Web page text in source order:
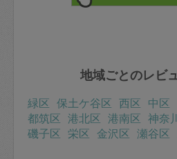
地域ごとのレビ
緑区 保土ケ谷区 西区 中区
都筑区 港北区 港南区 神奈
磯子区 栄区 金沢区 瀬谷区